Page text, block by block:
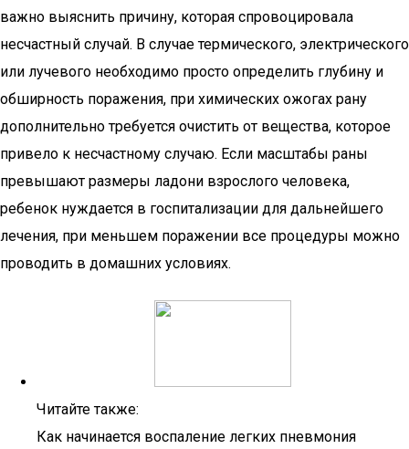
важно выяснить причину, которая спровоцировала
несчастный случай. В случае термического, электрического
или лучевого необходимо просто определить глубину и
обширность поражения, при химических ожогах рану
дополнительно требуется очистить от вещества, которое
привело к несчастному случаю. Если масштабы раны
превышают размеры ладони взрослого человека,
ребенок нуждается в госпитализации для дальнейшего
лечения, при меньшем поражении все процедуры можно
проводить в домашних условиях.
Читайте также:
Как начинается воспаление легких пневмония